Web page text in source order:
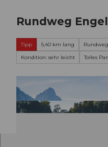
Rundweg
Tipp 5,40 km lang Rundweg
Kondition: sehr leicht
Tolles